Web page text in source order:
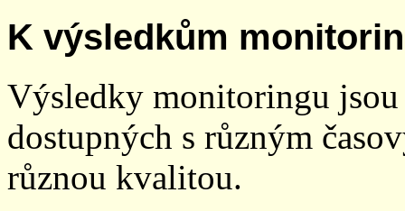
K výsledkům
Výsledky monitoringu
dostupných s různým
různou kvalitou.